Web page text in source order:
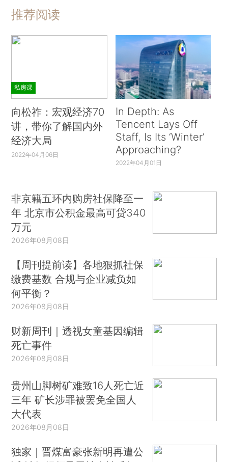
推荐阅读
私房课
向松祚：宏观经济70
讲，带你了解国内外
经济大局
2022年04月06日
In Depth: As
Tencent Lays Off
Staff, Is Its ‘Winter’
Approaching?
2022年04月01日
非京籍五环内购房社保降至一
年 北京市公积金最高可贷340
万元
2026年08月08日
【周刊提前读】各地狠抓社保
缴费基数 合规与企业减负如
何平衡？
2026年08月08日
财新周刊｜透视女童基因编辑
死亡事件
2026年08月08日
贵州山脚树矿难致16人死亡近
三年 矿长涉罪被罢免全国人
大代表
2026年08月08日
独家｜晋煤富豪张新明再遭公